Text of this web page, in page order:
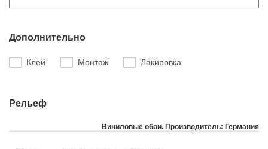
Дополнительно
Клей Монтаж Лакировка
Рельеф
Виниловые обои. Производитель: Германия